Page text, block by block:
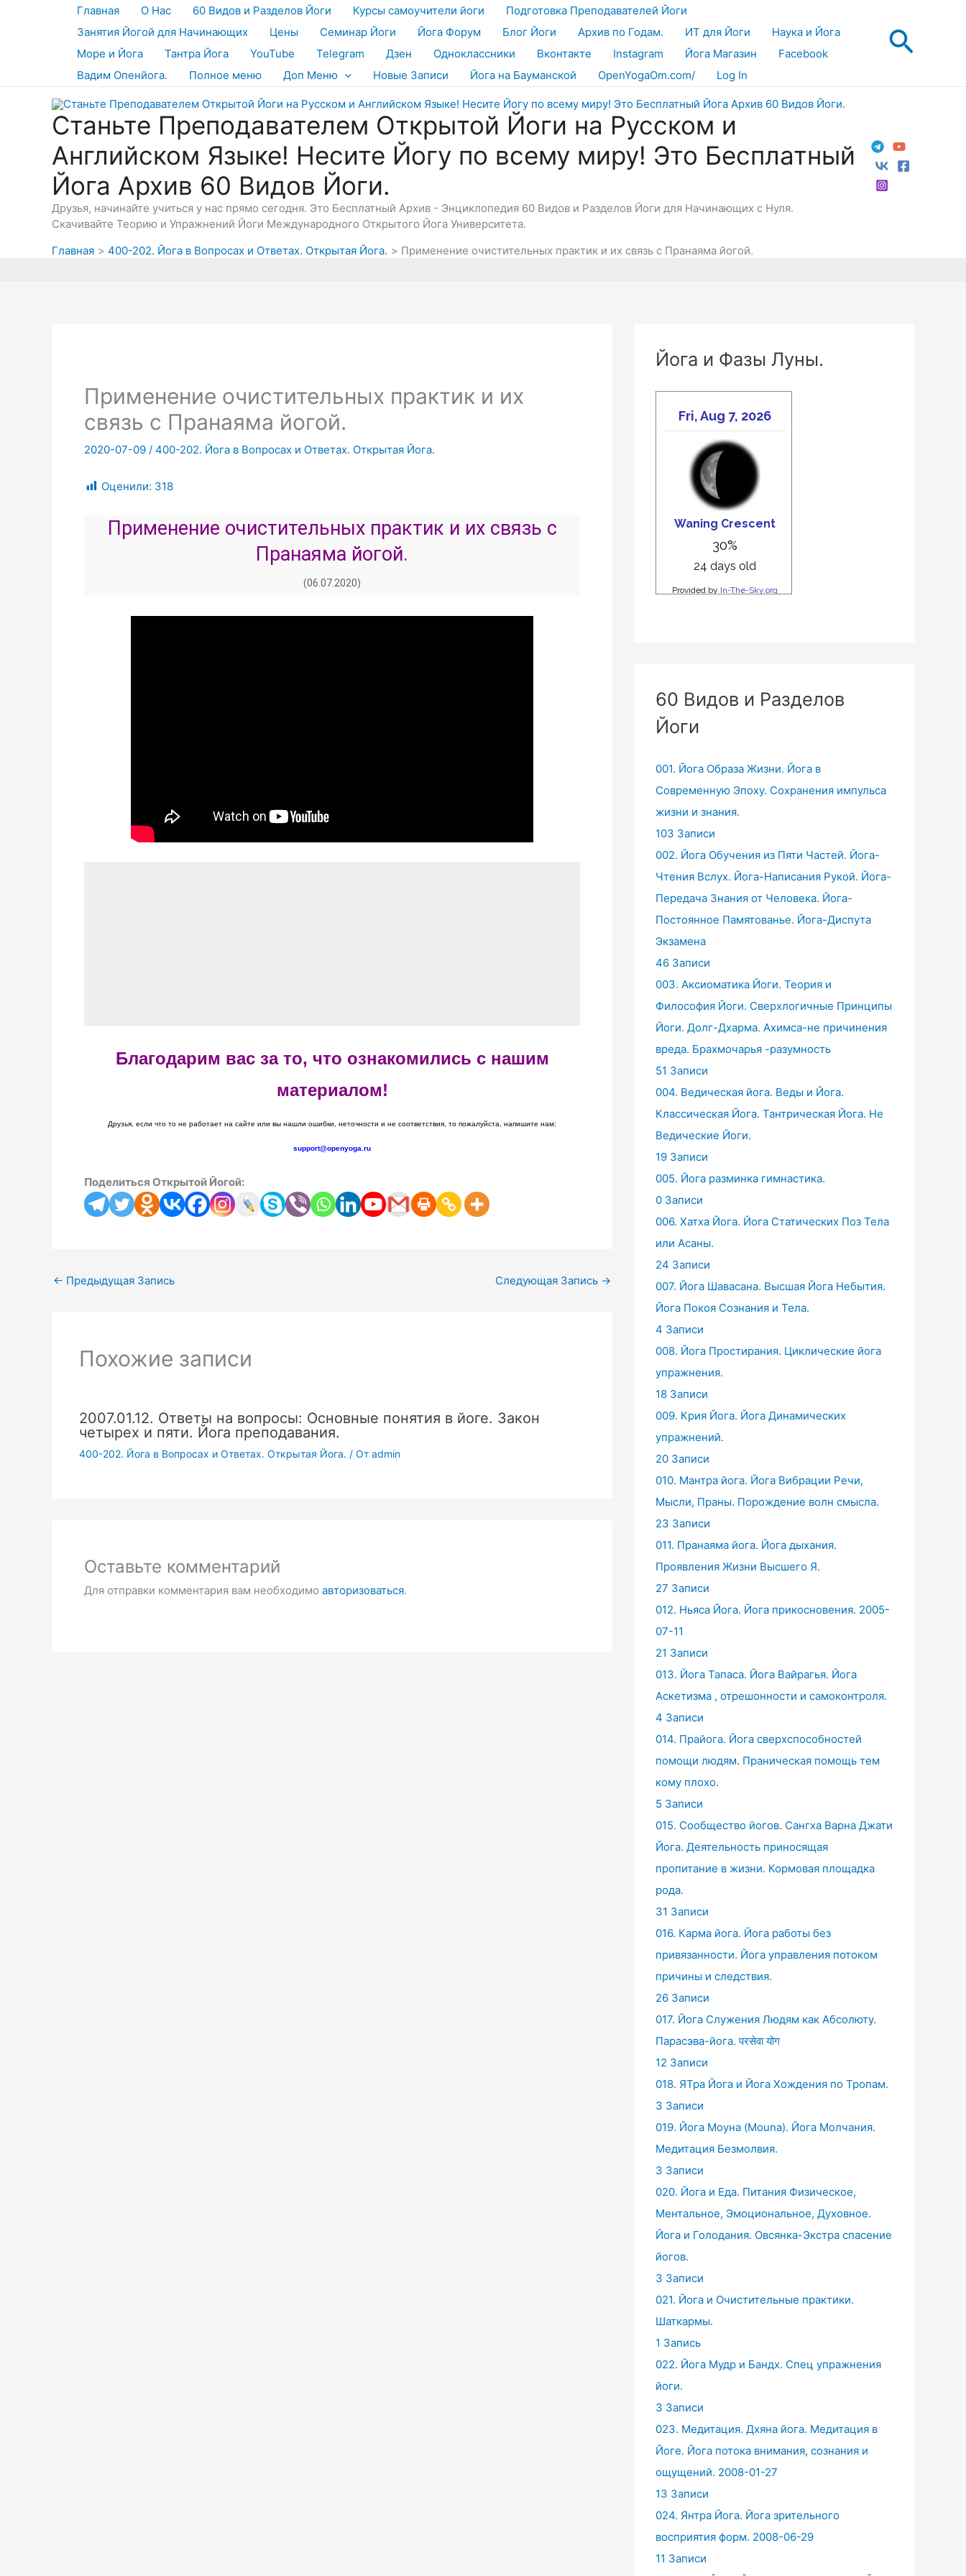
Главная О Нас 60 Видов и Разделов Йоги Курсы самоучители йоги
Подготовка Преподавателей Йоги
Занятия Йогой для Начинающих
Цены Семинар Йоги Йога Форум Блог Йоги Архив по Годам. ИТ для Йоги
Наука и Йога
Море и Йога
Тантра Йога YouTube Telegram Дзен Одноклассники Вконтакте Instagram Йога Магазин
Facebook
Вадим Опенйога.
Полное меню Доп Меню Новые Записи Йога на Бауманской OpenYogaOm.com/ Log In
Станьте Преподавателем Открытой Йоги на Русском и
Английском Языке! Несите Йогу по всему миру! Это Бесплатный
Йога Архив 60 Видов Йоги.
Друзья, начинайте учиться у нас прямо сегодня. Это Бесплатный Архив - Энциклопедия 60 Видов и Разделов Йоги для Начинающих с Нуля.
Скачивайте Теорию и Упражнений Йоги Международного Открытого Йога Университета.
Главная
400-202. Йога в Вопросах и Ответах. Открытая Йога. Применение очистительных практик и их связь с Пранаяма йогой.
Применение очистительных практик и их
связь с Пранаяма йогой.
2020-07-09 / 400-202. Йога в Вопросах и Ответах. Открытая Йога.
Оценили: 318
Применение очистительных практик и их связь с
Пранаяма йогой.
(06.07.2020)
Благодарим вас за то, что ознакомились с нашим
материалом!
Друзья, если что то не работает на сайте или вы нашли ошибки, неточности и не соответствия, то пожалуйста, напишите нам:
support@openyoga.ru
Поделиться Открытой Йогой:
← Предыдущая Запись Следующая Запись →
Похожие записи
2007.01.12. Ответы на вопросы: Основные понятия в йоге. Закон
четырех и пяти. Йога преподавания.
400-202. Йога в Вопросах и Ответах. Открытая Йога. / От admin
Оставьте комментарий
Для отправки комментария вам необходимо авторизоваться.
Йога и Фазы Луны.
60 Видов и Разделов
Йоги
001. Йога Образа Жизни. Йога в
Современную Эпоху. Сохранения импульса
жизни и знания.
103 Записи
002. Йога Обучения из Пяти Частей. Йога-
Чтения Вслух. Йога-Написания Рукой. Йога-
Передача Знания от Человека. Йога-
Постоянное Памятованье. Йога-Диспута
Экзамена
46 Записи
003. Аксиоматика Йоги. Теория и
Философия Йоги. Сверхлогичные Принципы
Йоги. Долг-Дхарма. Ахимса-не причинения
вреда. Брахмочарья -разумность
51 Записи
004. Ведическая йога. Веды и Йога.
Классическая Йога. Тантрическая Йога. Не
Ведические Йоги.
19 Записи
005. Йога разминка гимнастика.
0 Записи
006. Хатха Йога. Йога Статических Поз Тела
или Асаны.
24 Записи
007. Йога Шавасана. Высшая Йога Небытия.
Йога Покоя Сознания и Тела.
4 Записи
008. Йога Простирания. Циклические йога
упражнения.
18 Записи
009. Крия Йога. Йога Динамических
упражнений.
20 Записи
010. Мантра йога. Йога Вибрации Речи,
Мысли, Праны. Порождение волн смысла.
23 Записи
011. Пранаяма йога. Йога дыхания.
Проявления Жизни Высшего Я.
27 Записи
012. Ньяса Йога. Йога прикосновения. 2005-
07-11
21 Записи
013. Йога Тапаса. Йога Вайрагья. Йога
Аскетизма , отрешонности и самоконтроля.
4 Записи
014. Прайога. Йога сверхспособностей
помощи людям. Праническая помощь тем
кому плохо.
5 Записи
015. Сообщество йогов. Сангха Варна Джати
Йога. Деятельность приносящая
пропитание в жизни. Кормовая площадка
рода.
31 Записи
016. Карма йога. Йога работы без
привязанности. Йога управления потоком
причины и следствия.
26 Записи
017. Йога Служения Людям как Абсолюту.
Парасэва-йога. परसेवा योग
12 Записи
018. ЯТра Йога и Йога Хождения по Тропам.
3 Записи
019. Йога Моуна (Mouna). Йога Молчания.
Медитация Безмолвия.
3 Записи
020. Йога и Еда. Питания Физическое,
Ментальное, Эмоциональное, Духовное.
Йога и Голодания. Овсянка-Экстра спасение
йогов.
3 Записи
021. Йога и Очистительные практики.
Шаткармы.
1 Запись
022. Йога Мудр и Бандх. Спец упражнения
йоги.
3 Записи
023. Медитация. Дхяна йога. Медитация в
Йоге. Йога потока внимания, сознания и
ощущений. 2008-01-27
13 Записи
024. Янтра Йога. Йога зрительного
восприятия форм. 2008-06-29
11 Записи